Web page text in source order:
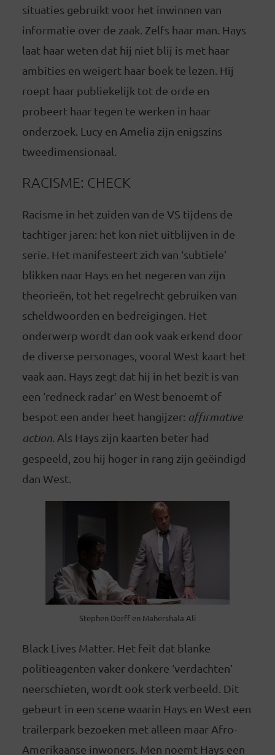
situaties gebruikt voor het inwinnen van
informatie over de zaak. Zelfs haar man. Hays
laat haar weten dat hij niet blij is met haar
ambities en weigert haar boek te lezen. Hij
roept haar publiekelijk tot de orde en
probeert haar tegen te werken in haar
onderzoek. Lucy en Amelia zijn enigszins
tweedimensionaal.
RACISME: CHECK
Racisme in het zuiden van de VS tijdens de
tachtiger jaren: het kon niet uitblijven in de
serie. Het manifesteert zich van ‘subtiele’
blikken naar Hays en het negeren van zijn
theorieën, tot het regelrecht gebruiken van
scheldwoorden en bedreigingen. Het
onderwerp wordt dan ook vaak erkend door
de diverse personages, vooral West kaart het
vaak aan. Hays zegt dat hij in het bezit is van
een ‘redneck radar’ en West benoemt of
bespot een ander heet hangijzer: affirmative
action. Als Hays zijn kaarten beter had
gespeeld, zou hij hoger in rang zijn geëindigd
dan West.
Stephen Dorff en Mahershala Ali
Black Lives Matter. Het feit dat blanke
politieagenten vaker donkere ‘verdachten’
neerschieten, wordt ook sterk verbeeld. Dit
gebeurt in een scene waarin Hays en West een
trailerpark bezoeken met alleen maar Afro-
Amerikaanse inwoners. Men noemt Hays een